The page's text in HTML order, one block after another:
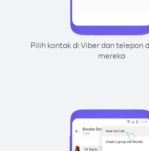
Pilih kontak di Viber dan telepon
mereka